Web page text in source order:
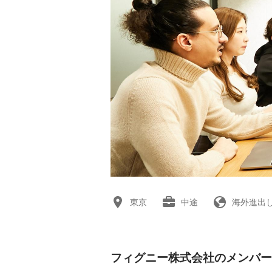
東京 中途 海外進出
フィグニー株式会社のメンバー